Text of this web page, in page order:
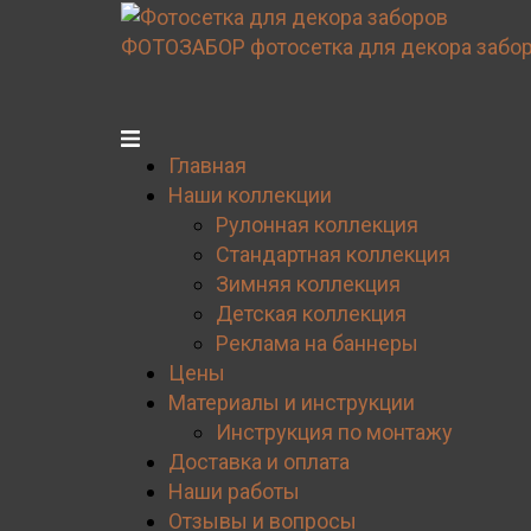
ФОТОЗАБОР фотосетка для декора
Главная
Наши коллекции
Рулонная коллекция
Стандартная коллекция
Зимняя коллекция
Детская коллекция
Реклама на баннеры
Цены
Материалы и инструкции
Инструкция по монтажу
Доставка и оплата
Наши работы
Отзывы и вопросы